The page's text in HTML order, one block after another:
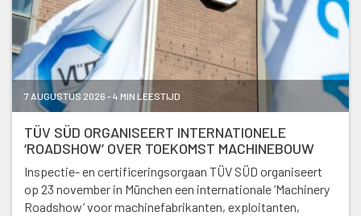
7 AUGUSTUS 2026 - 4 MIN LEESTIJD
TÜV SÜD ORGANISEERT INTERNATIONELE
‘ROADSHOW’ OVER TOEKOMST MACHINEBOUW
Inspectie- en certificeringsorgaan TÜV SÜD organiseert
op 23 november in München een internationale ‘Machinery
Roadshow’ voor machinefabrikanten, exploitanten,